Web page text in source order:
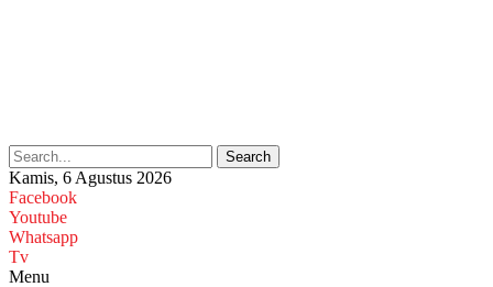
Search
Kamis, 6 Agustus 2026
Facebook
Youtube
Whatsapp
Tv
Menu